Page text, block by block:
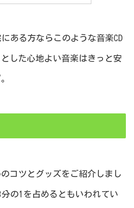
ある方ならこのような音楽CD
した心地よい音楽はきっと安
コツとグッズをご紹介しまし
の1を占めるともいわれてい